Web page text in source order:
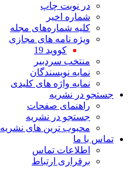
در نوبت چاپ
شماره اخیر
کلیه شماره‌های مجله
ویژه نامه های مجازی
کووید 19
منتخب سردبیر
نمایه نویسندگان
نمایه واژه های کلیدی
جستجو در نشریه
راهنمای صفحات
جستجو در نشریه
محبوب ترین های نشریه
تماس با ما
اطلاعات تماس
برقراری ارتباط